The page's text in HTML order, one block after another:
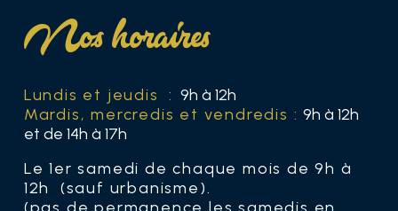
Nos horaires
Lundis et jeudis : 9h à 12h
Mardis, mercredis et vendredis :9h à 12h
et de 14h à 17h
Le 1er samedi de chaque mois de 9h à
12h (sauf urbanisme).